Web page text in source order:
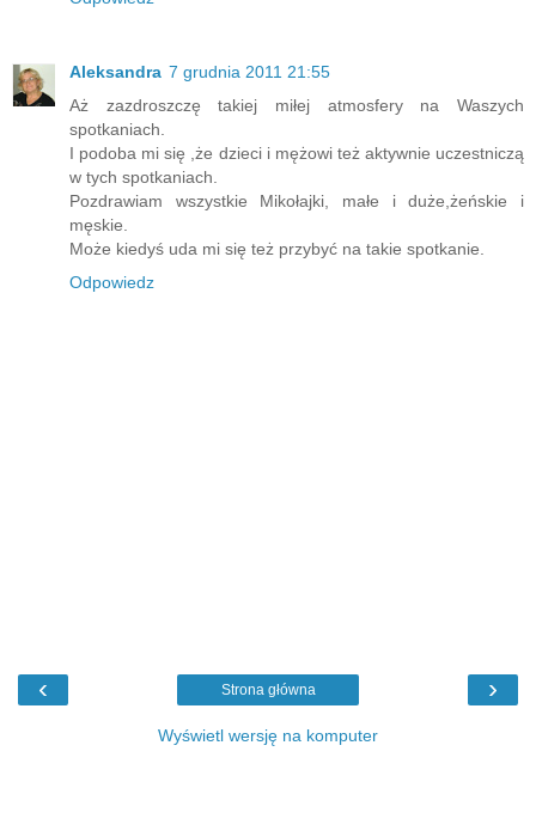
Aleksandra 7 grudnia 2011 21:55
Aż zazdroszczę takiej miłej atmosfery na Waszych
spotkaniach.
I podoba mi się ,że dzieci i mężowi też aktywnie uczestniczą
w tych spotkaniach.
Pozdrawiam wszystkie Mikołajki, małe i duże,żeńskie i
męskie.
Może kiedyś uda mi się też przybyć na takie spotkanie.
Odpowiedz
‹ ›
Strona główna
Wyświetl wersję na komputer